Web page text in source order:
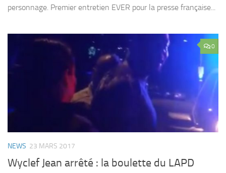
personnage. Premier entretien EVER pour la presse française...
0
NEWS 23 MARS 2017
Wyclef Jean arrêté : la boulette du LAPD